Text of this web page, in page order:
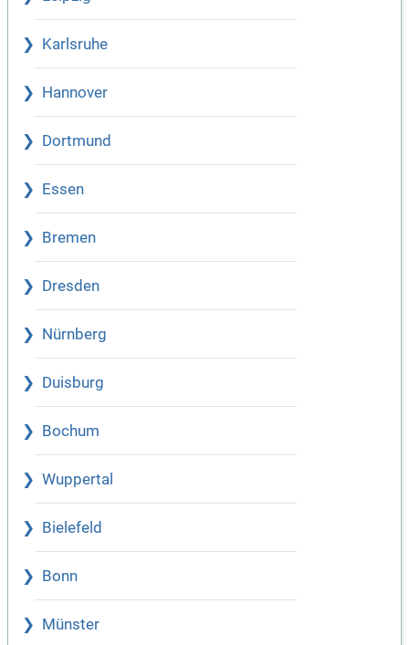
Karlsruhe
Hannover
Dortmund
Essen
Bremen
Dresden
Nürnberg
Duisburg
Bochum
Wuppertal
Bielefeld
Bonn
Münster